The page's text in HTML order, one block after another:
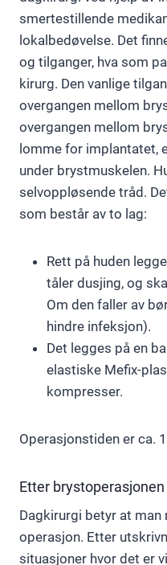
smertestillende
lokalbedøvelse. Det
og tilganger, hva som
kirurg. Den vanlige
overgangen mellom
overgangen mellom
lomme for implantatet,
under brystmuskelen.
selvoppløsende tråd.
som består av to lag:
Rett på huden
tåler dusjing, og
Om den faller av
hindre infeksjon).
Det legges på en
elastiske Mefix-
kompresser.
Operasjonstiden er ca.
Etter brystoperasjonen
Dagkirurgi betyr at
operasjon. Etter
situasjoner hvor det er